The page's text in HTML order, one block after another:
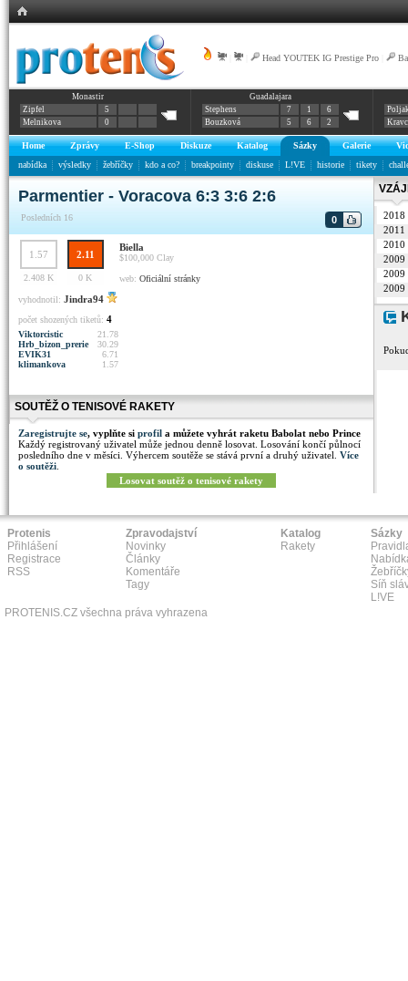
Head YOUTEK IG Prestige Pro
Monastir
Zipfel
5
Melnikova
0
Guadalajara
Stephens
7 1
6
Bouzková
5 6 2
Home Zprávy E-Shop Diskuze Katalog Sázky Galerie
nabídka
výsledky žebříčky kdo a co? breakpointy diskuse L!VE historie tikety
Parmentier - Voracova 6:3 3:6 2:6
Posledních 16 0
1.57 2.11
Biella
$100,000 Clay
2.408 K
0 K web: Oficiální stránky
vyhodnotil: Jindra94
počet shozených tiketů: 4
Viktorcistic
21.78
Hrb_bizon_prerie
30.29
EVIK31
6.71
klimankova
1.57
SOUTĚŽ O TENISOVÉ RAKETY
Zaregistrujte se, vyplňte si profil a můžete vyhrát raketu Babolat nebo Prince
Každý registrovaný uživatel může jednou denně losovat. Losování končí půlnocí
posledního dne v měsíci. Výhercem soutěže se stává první a druhý uživatel. Více
o soutěži
Losovat soutěž o tenisové rakety
2018
2011
2010
2009
2009
2009
Protenis
Přihlášení
Registrace
RSS
Zpravodajství
Novinky
Články
Komentáře
Tagy
Katalog
Rakety
Sázky
Síň
L!VE
PROTENIS.CZ všechna práva vyhrazena